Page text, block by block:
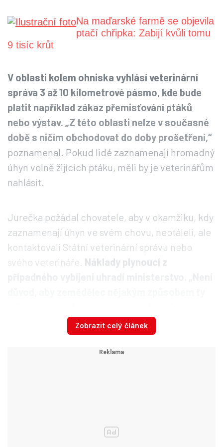
Na maďarské farmě se objevila
ptačí chřipka: Zabijí kvůli tomu
9 tisíc krůt
V oblasti kolem ohniska vyhlásí veterinární
správa 3 až 10 kilometrové pásmo, kde bude
platit například zákaz přemisťování ptáků
nebo výstav. „Z této oblasti nelze v současné
době s ničím obchodovat do doby prošetření,“
poznamenal. Pokud lidé zaznamenají hromadný
úhyn volně žijících ptáku, měli by je veterinářům
nahlásit.
Jurečka požádal chovatele, aby v okamžiku, kdy
zaznamenají úhyn ve svém chovu, neotáleli, ale
kontaktovali Státní veterinární správu nebo
svého veterináře. Náklady plynoucí z
V Německu vybili přes čtvrt milionu
Zobrazit celý článek